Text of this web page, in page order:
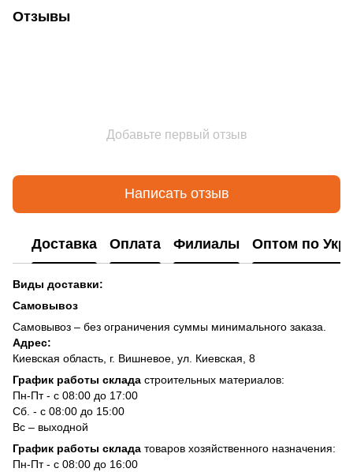
Отзывы
Добавьте первый отзыв
Написать отзыв
Доставка Оплата Филиалы Оптом по
Виды доставки:
Самовывоз
Самовывоз – без ограничения суммы минимального заказа.
Адрес:
Киевская область, г. Вишневое, ул. Киевская, 8
График работы склада строительных материалов:
Пн-Пт - с 08:00 до 17:00
Сб. - с 08:00 до 15:00
Вс – выходной
График работы склада товаров хозяйственного назначения:
Пн-Пт - с 08:00 до 16:00